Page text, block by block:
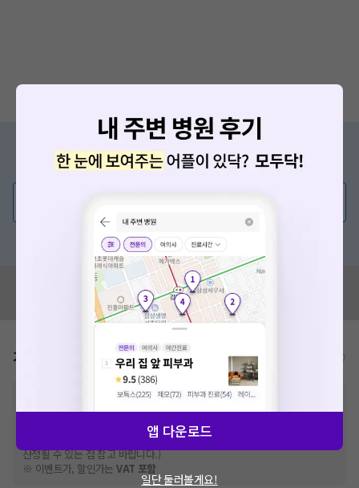
증상/치료, 궁금한 점이 있나요?
의사가 직접 답해드려요!
💬 무엇이든 물어보세요
혹은, 의료상담 서비스에 다양한 게시글 보러가기
혹시 잘못된 병원정보가 있나요?
모두닥 팀에 알려주세요!
가격표 비급여/급여 진료란?
추가비용 등으로 실제 가격과 상이할 수 있으니, 정확
한 가격은 해당 의료기관에 직접 문의해주세요.
건강보험심사평가원에 고지되어 있는 급여 진료 기준 가
격입니다. (진료와 연관된 복합적인 비용이 추가되어, 병원마다 금액이 다르게
산정될 수 있는 점 참고 바랍니다.)
※ 이벤트가, 할인가는VAT 포함
앱 다운로드
일단 둘러볼게요!